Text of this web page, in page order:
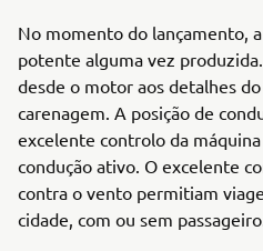
No momento do lançamento,
potente alguma vez
desde o motor aos detalhes
carenagem. A posição de
excelente controlo da
condução ativo. O excelente
contra o vento permitiam
cidade, com ou sem